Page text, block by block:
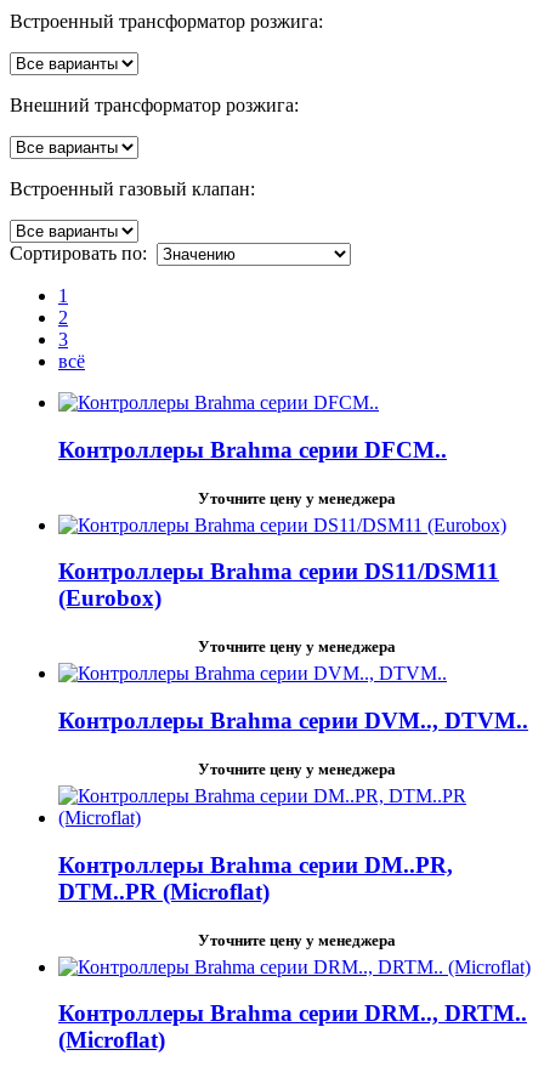
Встроенный трансформатор розжига:
Внешний трансформатор розжига:
Встроенный газовый клапан:
Сортировать по:
1
2
3
всё
Контроллеры Brahma серии DFCM..
Уточните цену у менеджера
Контроллеры Brahma серии DS11/DSM11
(Eurobox)
Уточните цену у менеджера
Контроллеры Brahma серии DVM.., DTVM..
Уточните цену у менеджера
Контроллеры Brahma серии DM..PR,
DTM..PR (Microflat)
Уточните цену у менеджера
Контроллеры Brahma серии DRM.., DRTM..
(Microflat)